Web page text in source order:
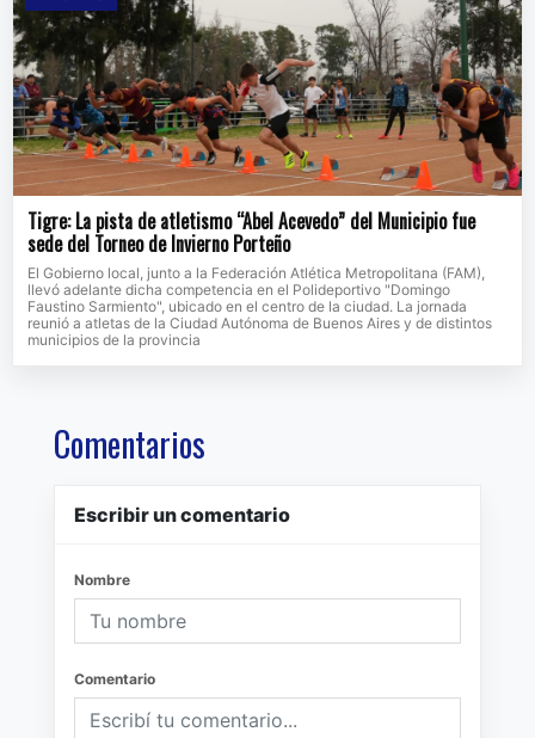
Tigre: La pista de atletismo “Abel Acevedo” del Municipio fue
sede del Torneo de Invierno Porteño
El Gobierno local, junto a la Federación Atlética Metropolitana (FAM),
llevó adelante dicha competencia en el Polideportivo "Domingo
Faustino Sarmiento", ubicado en el centro de la ciudad. La jornada
reunió a atletas de la Ciudad Autónoma de Buenos Aires y de distintos
municipios de la provincia
Comentarios
Escribir un comentario
Nombre
Comentario